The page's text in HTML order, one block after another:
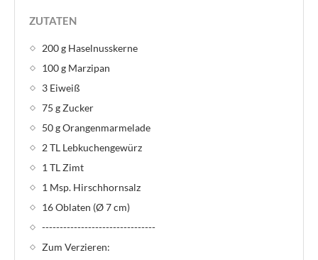
ZUTATEN
200 g Haselnusskerne
100 g Marzipan
3 Eiweiß
75 g Zucker
50 g Orangenmarmelade
2 TL Lebkuchengewürz
1 TL Zimt
1 Msp. Hirschhornsalz
16 Oblaten (Ø 7 cm)
--------------------------------
Zum Verzieren: